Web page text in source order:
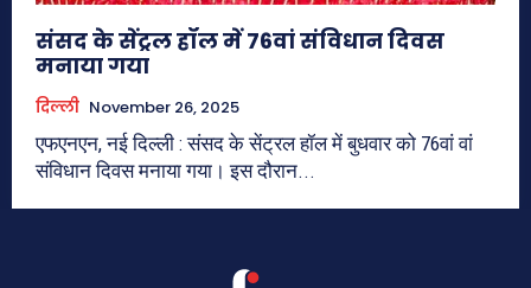
संसद के सेंट्रल हॉल में 76वां संविधान दिवस
मनाया गया
दिल्ली November 26, 2025
एफएनएन, नई दिल्ली : संसद के सेंट्रल हॉल में बुधवार को 76वां वां
संविधान दिवस मनाया गया। इस दौरान...